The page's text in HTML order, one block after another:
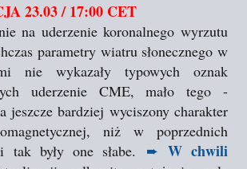
23.03 / 17:00 CET
na uderzenie koronalnego wyrzutu
parametry wiatru słonecznego w
nie wykazały typowych oznak
uderzenie CME, mało tego -
jeszcze bardziej wyciszony charakter
niż w poprzednich
były one słabe. ➨ W chwili